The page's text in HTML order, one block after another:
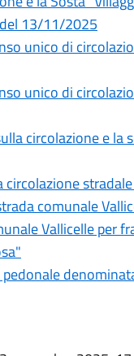
13/11/2025
unico di
unico di
circolazione e
comunale
Vallicelle per